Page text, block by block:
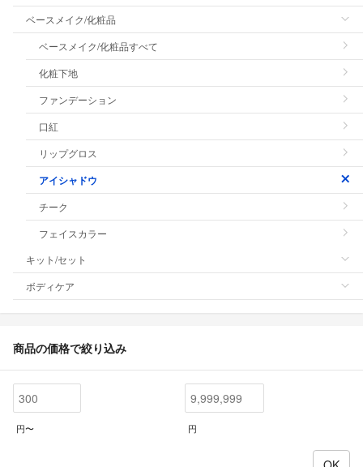
ベースメイク/化粧品
ベースメイク/化粧品すべて
化粧下地
ファンデーション
口紅
リップグロス
アイシャドウ
チーク
フェイスカラー
キット/セット
ボディケア
商品の価格で絞り込み
円〜 円